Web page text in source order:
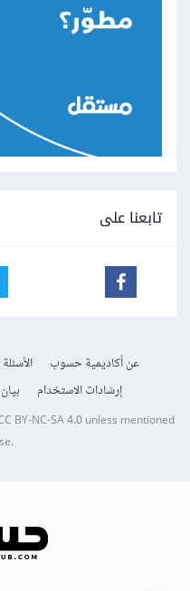
تابعنا على
عن أكاديمية حسوب
إرشادات الاستخدام
CC BY-NC-SA 4.0unless mentioned